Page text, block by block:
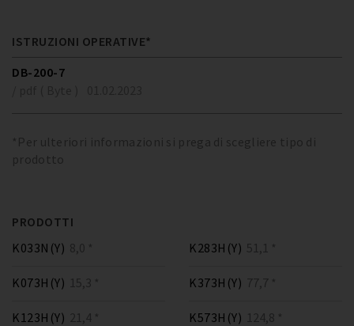
ISTRUZIONI OPERATIVE*
DB-200-7
*Per ulteriori informazioni si prega di scegliere tipo di
prodotto
PRODOTTI
K033N(Y) 8,0 *
K073H(Y) 15,3 *
K123H(Y) 21,4 *
K283H(Y) 51,1 *
K373H(Y) 77,7 *
K573H(Y) 124,8 *